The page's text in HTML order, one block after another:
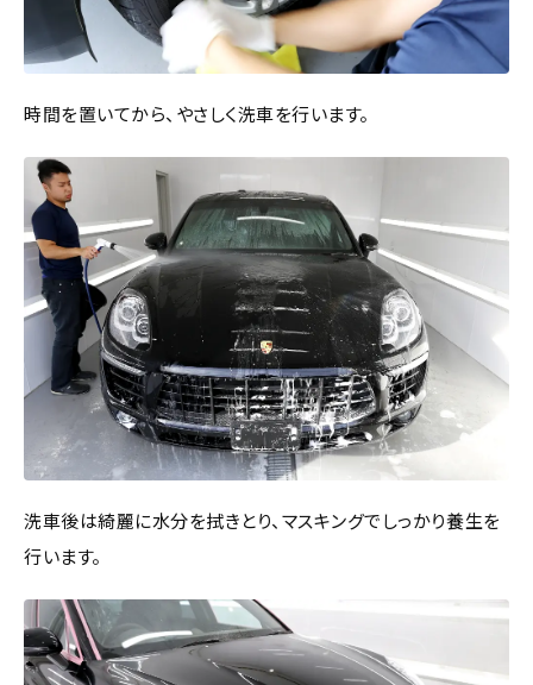
時間を置いてから、やさしく洗車を行います。
洗車後は綺麗に水分を拭きとり、マスキングでしっかり養生を
行います。